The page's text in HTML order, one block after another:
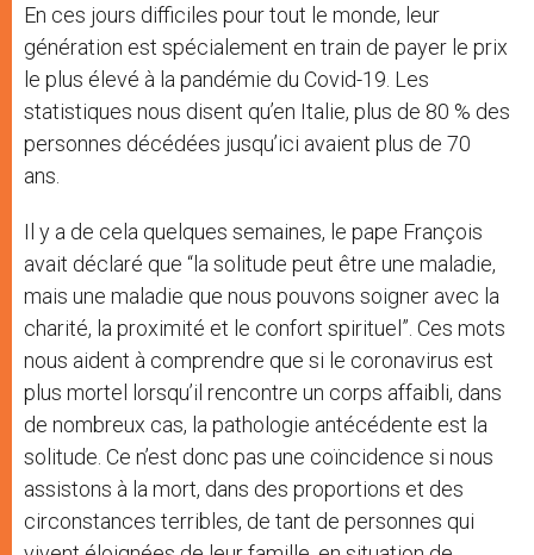
En ces jours difficiles pour tout le monde, leur
génération est spécialement en train de payer le prix
le plus élevé à la pandémie du Covid-19. Les
statistiques nous disent qu’en Italie, plus de 80 % des
personnes décédées jusqu’ici avaient plus de 70
ans.
Il y a de cela quelques semaines, le pape François
avait déclaré que “la solitude peut être une maladie,
mais une maladie que nous pouvons soigner avec la
charité, la proximité et le confort spirituel”. Ces mots
nous aident à comprendre que si le coronavirus est
plus mortel lorsqu’il rencontre un corps affaibli, dans
de nombreux cas, la pathologie antécédente est la
solitude. Ce n’est donc pas une coïncidence si nous
assistons à la mort, dans des proportions et des
circonstances terribles, de tant de personnes qui